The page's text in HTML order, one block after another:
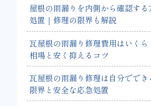
屋根の雨漏りを内側から確認す
処置｜修理の限界も解説
瓦屋根の雨漏り修理費用はいくら
相場と安く抑えるコツ
瓦屋根の雨漏り修理は自分でで
限界と安全な応急処置